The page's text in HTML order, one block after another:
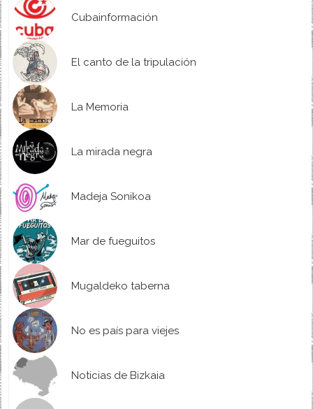
Cubainformación
El canto de la tripulación
La Memoria
La mirada negra
Madeja Sonikoa
Mar de fueguitos
Mugaldeko taberna
No es país para viejes
Noticias de Bizkaia